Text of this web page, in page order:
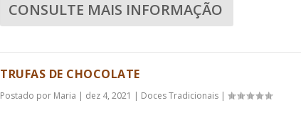
CONSULTE MAIS INFORMAÇÃO
TRUFAS DE CHOCOLATE
Postado por Maria | dez 4, 2021 | Doces Tradicionais |